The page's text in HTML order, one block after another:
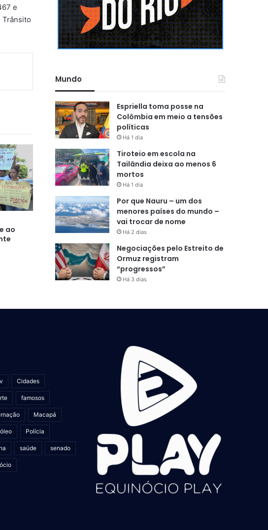
e
Trânsito
ao
Mundo
Espriella toma posse na
Colômbia em meio a tensões
políticas
Há 1 dia
Tiroteio em escola na
Tailândia deixa ao menos 6
mortos
Há 1 dia
Por que Nauru – um dos
menores países do mundo –
vai trocar de nome
Há 2 dias
Negociações pelo Estreito de
Ormuz registram
“progressos”
Há 3 dias
Cidades
famosos
Macapá
Polícia
saúde senado